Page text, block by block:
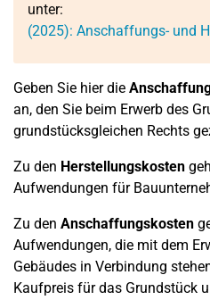
unter:
(2025): Anschaffungs- und
Geben Sie hier die
an, den Sie beim Erwerb des
grundstücksgleichen Rechts
Zu den Herstellungskosten
Aufwendungen für
Zu den Anschaffungskosten
Aufwendungen, die mit dem
Gebäudes in Verbindung
Kaufpreis für das Grundstück